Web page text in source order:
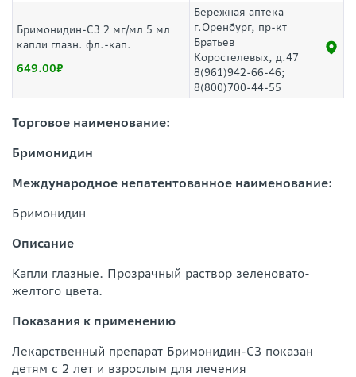
Бримонидин-СЗ 2 мг/мл 5 мл
капли глазн. фл.-кап.
649.00
Бережная аптека
г.Оренбург, пр-кт
Братьев
Коростелевых, д.47
8(961)942-66-46;
8(800)700-44-55
Торговое наименование:
Бримонидин
Международное непатентованное наименование:
Бримонидин
Описание
Капли глазные. Прозрачный раствор зеленовато-
желтого цвета.
Показания к применению
Лекарственный препарат Бримонидин-СЗ показан
детям с 2 лет и взрослым для лечения